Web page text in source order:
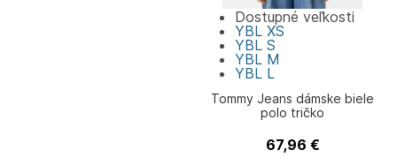
Tommy Jeans dámske biele
polo tričko
Tommy Jeans
67,96 €
Dostupné veľkosti
YBL XS
YBL S
YBL M
YBL L